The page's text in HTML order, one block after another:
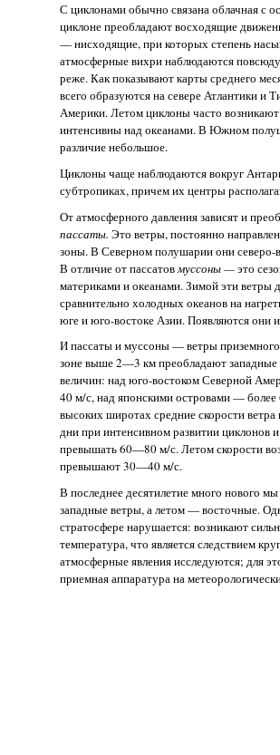
С циклонами обычно связана облачная с
циклоне преобладают восходящие
— нисходящие, при которых степень
атмосферные вихри наблюдаются
реже. Как показывают карты среднего
всего образуются на севере Атлантики
Америки. Летом циклоны часто
интенсивны над океанами. В Южном
различие небольшое.
Циклоны чаще наблюдаются вокруг
субтропиках, причем их центры
От атмосферного давления зависят и
пассаты. Это ветры, постоянно
зоны. В Северном полушарии они
В отличие от пассатовмуссоны —это
материками и океанами. Зимой эти
сравнительно холодных океанов на
юге и юго-востоке Азии. Появляются они
И пассаты и муссоны — ветры
зоне выше 2—3 км преобладают западные
величин: над юго-востоком Северной
40 м/с, над японскими островами —
высоких широтах средние скорости
дни при интенсивном развитии циклонов
превышать 60—80 м/с. Летом скорости
превышают 30—40 м/с.
В последнее десятилетие много нового
западные ветры, а летом — восточные.
стратосфере нарушается: возникают
температура, что является следствием
атмосферные явления исследуются; для
приемная аппаратура на